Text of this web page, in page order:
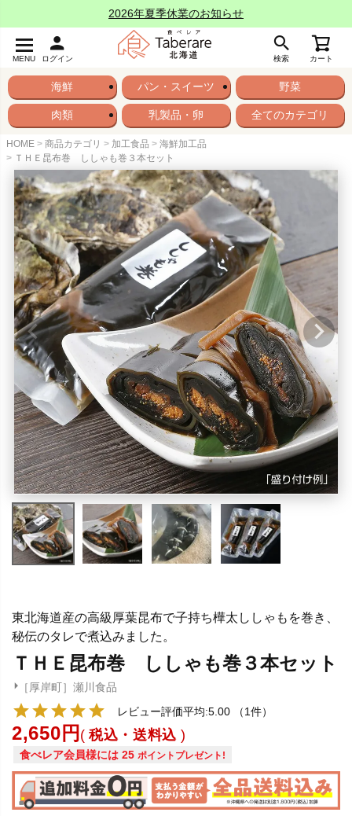
2026年夏季休業のお知らせ
MENU ログイン 検索 カート
海鮮 パン・スイーツ 野菜
肉類 乳製品・卵 全てのカテゴリ
HOME 商品カテゴリ 加工食品
海鮮加工品
ＴＨＥ昆布巻 ししゃも巻３本セット
東北海道産の高級厚葉昆布で子持ち樺太ししゃもを巻き、
秘伝のタレで煮込みました。
ＴＨＥ昆布巻 ししゃも巻３本セット
［厚岸町］瀬川食品
レビュー評価平均:5.00
（1件）
2,650 税込・送料込
食べレア会員様には 25 ポイントプレゼント!